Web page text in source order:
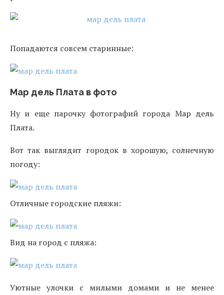
Попадаются совсем старинные:
Мар дель Плата в фото
Ну и еще парочку фотографий города Мар дель
Плата.
Вот так выглядит городок в хорошую, солнечную
погоду:
Отличные городские пляжи:
Вид на город с пляжа:
Уютные улочки с милыми домами и не менее